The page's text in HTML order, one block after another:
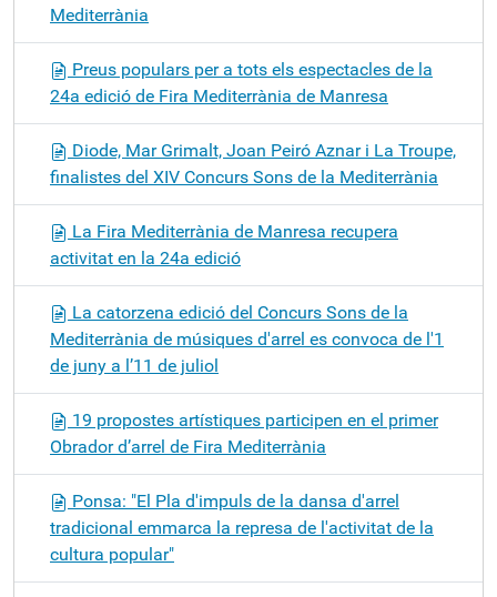
Mediterrània
Preus populars per a tots els espectacles de la
24a edició de Fira Mediterrània de Manresa
Diode, Mar Grimalt, Joan Peiró Aznar i La Troupe,
finalistes del XIV Concurs Sons de la Mediterrània
La Fira Mediterrània de Manresa recupera
activitat en la 24a edició
La catorzena edició del Concurs Sons de la
Mediterrània de músiques d'arrel es convoca de l'1
de juny a l’11 de juliol
19 propostes artístiques participen en el primer
Obrador d’arrel de Fira Mediterrània
Ponsa: "El Pla d'impuls de la dansa d'arrel
tradicional emmarca la represa de l'activitat de la
cultura popular"